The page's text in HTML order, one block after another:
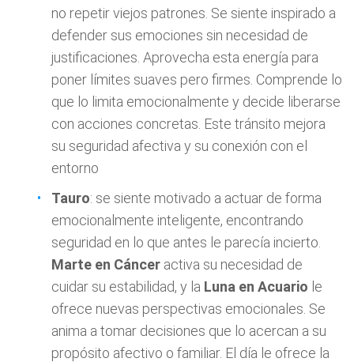
no repetir viejos patrones. Se siente inspirado a
defender sus emociones sin necesidad de
justificaciones. Aprovecha esta energía para
poner límites suaves pero firmes. Comprende lo
que lo limita emocionalmente y decide liberarse
con acciones concretas. Este tránsito mejora
su seguridad afectiva y su conexión con el
entorno
Tauro: se siente motivado a actuar de forma
emocionalmente inteligente, encontrando
seguridad en lo que antes le parecía incierto.
Marte en Cáncer activa su necesidad de
cuidar su estabilidad, y la Luna en Acuario le
ofrece nuevas perspectivas emocionales. Se
anima a tomar decisiones que lo acercan a su
propósito afectivo o familiar. El día le ofrece la